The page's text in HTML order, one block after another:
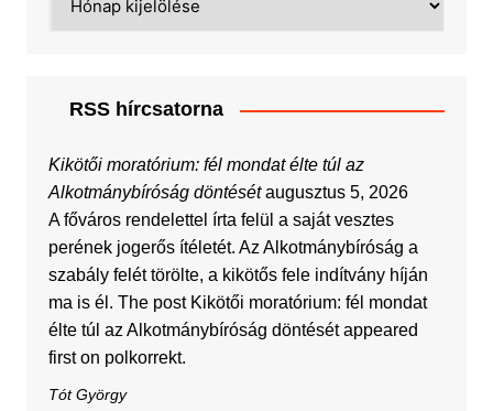
RSS hírcsatorna
Kikötői moratórium: fél mondat élte túl az
Alkotmánybíróság döntését augusztus 5, 2026
A főváros rendelettel írta felül a saját vesztes
perének jogerős ítéletét. Az Alkotmánybíróság a
szabály felét törölte, a kikötős fele indítvány híján
ma is él. The post Kikötői moratórium: fél mondat
élte túl az Alkotmánybíróság döntését appeared
first on polkorrekt.
Tót György